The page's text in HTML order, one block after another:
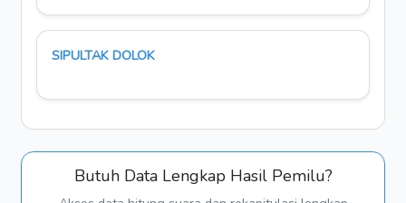
SIPULTAK DOLOK
Butuh Data Lengkap Hasil Pemilu?